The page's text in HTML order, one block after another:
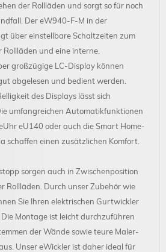
der Rollläden und sorgt so für noch
Der eW940-F-M in der
über einstellbare Schaltzeiten zum
und eine interne,
großzügige LC-Display können
abgelesen und bedient werden.
des Displays lässt sich
umfangreichen Automatikfunktionen
eU140 oder auch die Smart Home-
schaffen einen zusätzlichen Komfort.
sorgen auch in Zwischenposition
Rollläden. Durch unser Zubehör wie
Sie Ihren elektrischen Gurtwickler
Montage ist leicht durchzuführen
der Wände sowie teure Maler-
Unser eWickler ist daher ideal für